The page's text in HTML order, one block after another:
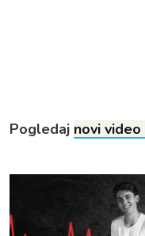
Pogledaj novi video